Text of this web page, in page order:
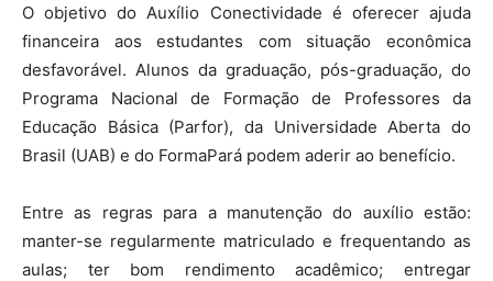
O objetivo do Auxílio Conectividade é oferecer ajuda
financeira aos estudantes com situação econômica
desfavorável. Alunos da graduação, pós-graduação, do
Programa Nacional de Formação de Professores da
Educação Básica (Parfor), da Universidade Aberta do
Brasil (UAB) e do FormaPará podem aderir ao benefício.
Entre as regras para a manutenção do auxílio estão:
manter-se regularmente matriculado e frequentando as
aulas; ter bom rendimento acadêmico; entregar